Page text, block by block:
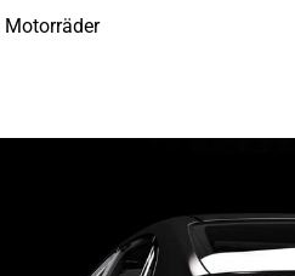
Motorräder